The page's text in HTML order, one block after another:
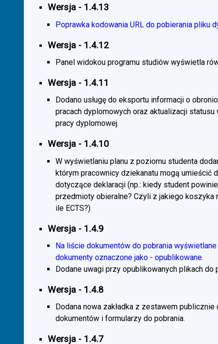
Wersja - 1.4.13
Poprawka kodowania URL do pobierania pliku
Wersja - 1.4.12
Panel widokou programu studiów wyświetla
Wersja - 1.4.11
Dodano usługę do eksportu informacji o
pracach dyplomowych oraz aktualizacji
pracy dyplomowej.
Wersja - 1.4.10
W wyświetlaniu planu z poziomu studenta
którym pracownicy dziekanatu mogą umieścić
dotyczące deklaracji (np.: kiedy student
przedmioty obieralne? Czyli z jakiego koszyka
ile ECTS?)
Wersja - 1.4.9
Na liście dokumentów do pobrania
dokumenty oznaczone jako - opublikowane.
Dodane uwagi przy opublikowanych plikach do
Wersja - 1.4.8
Dodana nowa zakładka z zestawem publicznie
dokumentów i formularzy do pobrania.
Wersja - 1.4.7